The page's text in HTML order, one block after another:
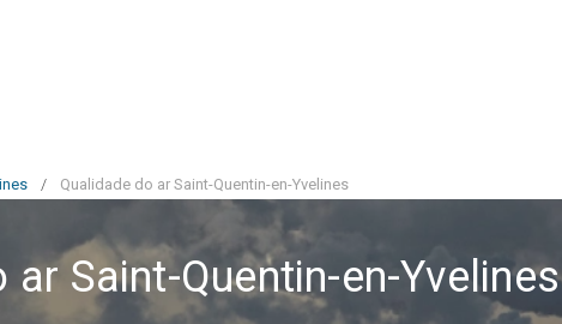
/ Qualidade do ar Saint-Quentin-en-Yvelines
Saint-Quentin-en-Yvelines